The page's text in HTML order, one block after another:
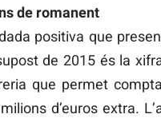
de romanent
positiva que
de 2015 és la
que permet
d’euros extra.